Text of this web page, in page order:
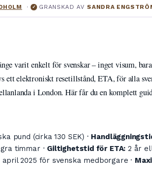
· ✓ GRANSKAD AVSANDRA
varit enkelt för svenskar – inget visum,
ett elektroniskt resetillstånd, ETA, för alla
i London. Här får du en komplett
pund (cirka 130 SEK) ·
timmar · Giltighetstid för ETA: 2 år
april 2025 för svenska medborgare ·